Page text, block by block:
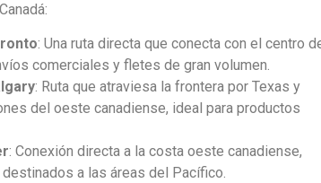
: Una ruta directa que conecta con el centro
comerciales y fletes de gran volumen.
: Ruta que atraviesa la frontera por Texas y
del oeste canadiense, ideal para productos
: Conexión directa a la costa oeste canadiense,
a las áreas del Pacífico.